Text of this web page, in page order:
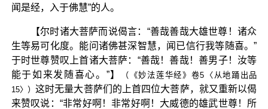
闻是经，入于佛慧”的人。
【尔时诸大菩萨而说偈言：“善哉善哉大雄世尊！诸众
生等易可化度。能问诸佛甚深智慧，闻已信行我等随喜。”
于时世尊赞叹上首诸大菩萨：“善哉！善哉！善男子！汝等
能于如来发随喜心。”】
（《妙法莲华经》卷5〈从地踊出品
15〉）这时无量大菩萨们的上首四位大菩萨，就又重新以偈
来赞叹说：“非常好啊！非常好啊！大威德的雄武世尊！所